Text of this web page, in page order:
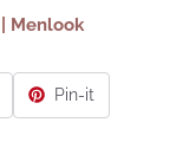
Menlook
Pin-it